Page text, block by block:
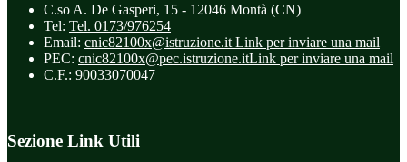
C.so A. De Gasperi, 15 - 12046 Montà (CN)
Tel: Tel. 0173/976254
Email: cnic82100x@istruzione.it Link per inviare una mail
PEC: cnic82100x@pec.istruzione.itLink per inviare una mail
C.F.: 90033070047
Sezione Link Utili